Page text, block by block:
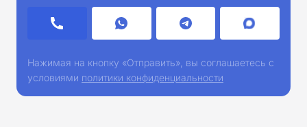
Нажимая на кнопку «Отправить», вы соглашаетесь с
условиями политики конфиденциальности